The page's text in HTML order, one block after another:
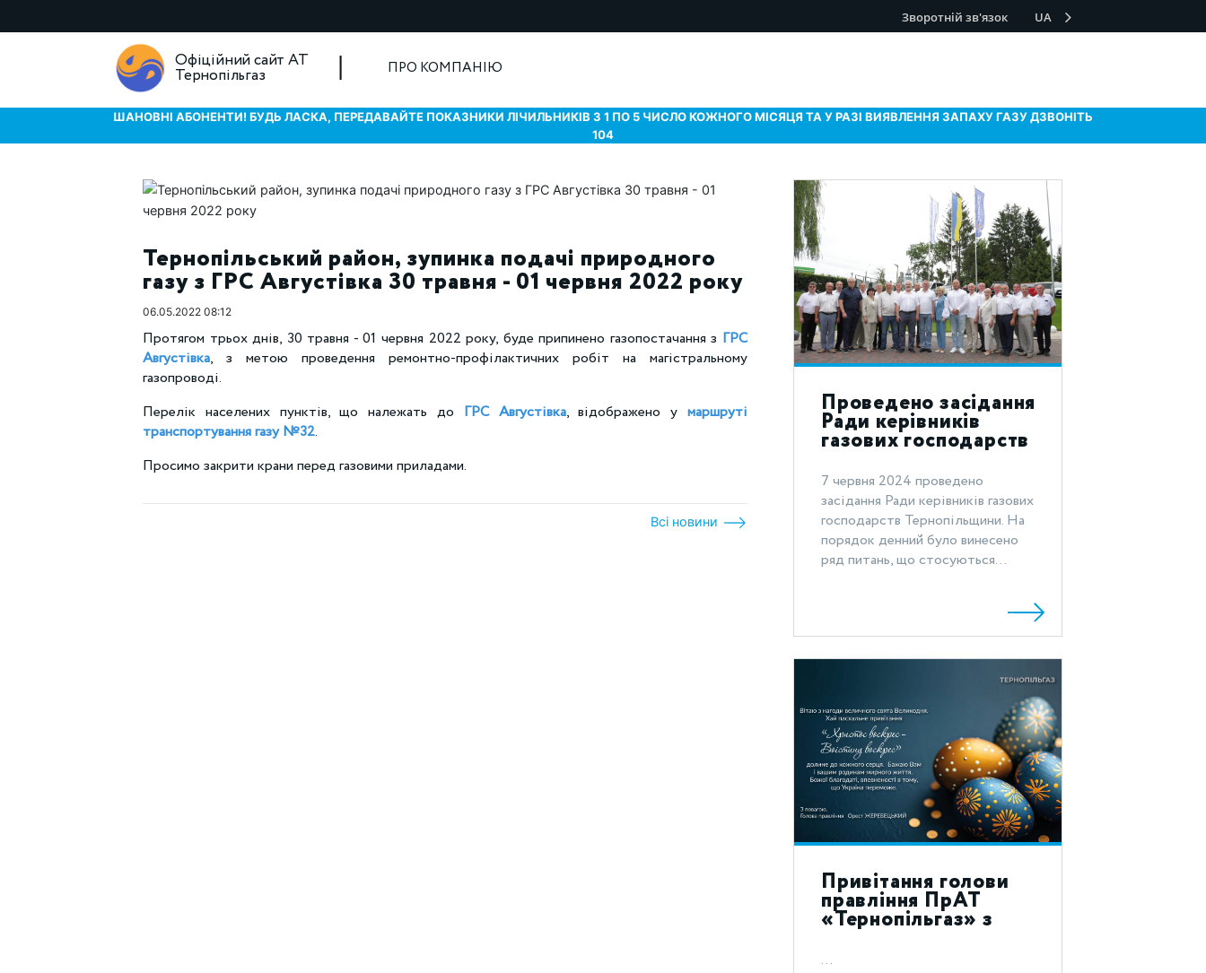
Зворотній зв'язок UA
Офіційний сайт АТ
Тернопільгаз ПРО КОМПАНІЮ
ШАНОВНІ АБОНЕНТИ! БУДЬ ЛАСКА, ПЕРЕДАВАЙТЕ ПОКАЗНИКИ ЛІЧИЛЬНИКІВ З 1 ПО 5 ЧИСЛО КОЖНОГО МІСЯЦЯ ТА У РАЗІ ВИЯВЛЕННЯ ЗАПАХУ ГАЗУ ДЗВОНІТЬ
104
Тернопільський район, зупинка подачі природного
газу з ГРС Августівка 30 травня - 01 червня 2022 року
06.05.2022 08:12
Протягом трьох днів, 30 травня - 01 червня 2022 року, буде припинено газопостачання з ГРС
Августівка, з метою проведення ремонтно-профілактичних робіт на магістральному
газопроводі.
Перелік населених пунктів, що належать до ГРС Августівка, відображено умаршруті
транспортування газу №32.
Просимо закрити крани перед газовими приладами.
Всі новини
Проведено засідання
Ради керівників
газових господарств
Тернопільщини
7 червня 2024 проведено
засідання Ради керівників газових
господарств Тернопільщини. На
порядок денний було винесено
ряд питань, що стосуються...
Привітання голови
правління ПрАТ
«Тернопільгаз» з
святом Воскресіння
Христового 2024!
...